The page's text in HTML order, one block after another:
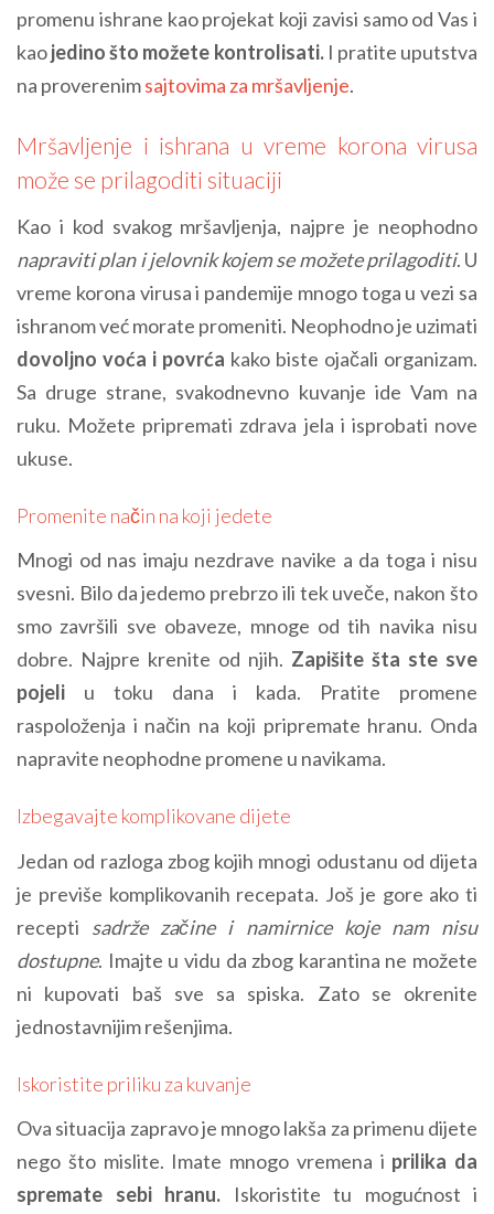
promenu ishrane kao projekat koji zavisi samo od Vas i
kaojedino što možete kontrolisati.I pratite uputstva
na proverenimsajtovima za mršavljenje.
Mršavljenje i ishrana u vreme korona virusa
može se prilagoditi situaciji
Kao i kod svakog mršavljenja, najpre je neophodno
napraviti plan i jelovnik kojem se možete prilagoditi. U
vreme korona virusa i pandemije mnogo toga u vezi sa
ishranom već morate promeniti. Neophodno je uzimati
dovoljno voća i povrća kako biste ojačali organizam.
Sa druge strane, svakodnevno kuvanje ide Vam na
ruku. Možete pripremati zdrava jela i isprobati nove
ukuse.
Promenite način na koji jedete
Mnogi od nas imaju nezdrave navike a da toga i nisu
svesni. Bilo da jedemo prebrzo ili tek uveče, nakon što
smo završili sve obaveze, mnoge od tih navika nisu
dobre. Najpre krenite od njih. Zapišite šta ste sve
pojeli u toku dana i kada. Pratite promene
raspoloženja i način na koji pripremate hranu. Onda
napravite neophodne promene u navikama.
Izbegavajte komplikovane dijete
Jedan od razloga zbog kojih mnogi odustanu od dijeta
je previše komplikovanih recepata. Još je gore ako ti
recepti sadrže začine i namirnice koje nam nisu
dostupne. Imajte u vidu da zbog karantina ne možete
ni kupovati baš sve sa spiska. Zato se okrenite
jednostavnijim rešenjima.
Iskoristite priliku za kuvanje
Ova situacija zapravo je mnogo lakša za primenu dijete
nego što mislite. Imate mnogo vremena i prilika da
spremate sebi hranu. Iskoristite tu mogućnost i